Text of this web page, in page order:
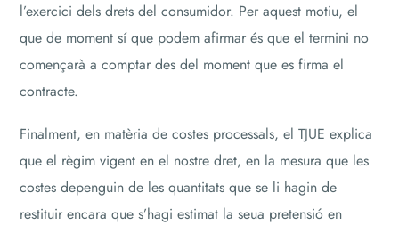
l’exercici dels drets del consumidor. Per aquest motiu, el
que de moment sí que podem afirmar és que el termini no
començarà a comptar des del moment que es firma el
contracte.
Finalment, en matèria de costes processals, el TJUE explica
que el règim vigent en el nostre dret, en la mesura que les
costes depenguin de les quantitats que se li hagin de
restituir encara que s’hagi estimat la seua pretensió en